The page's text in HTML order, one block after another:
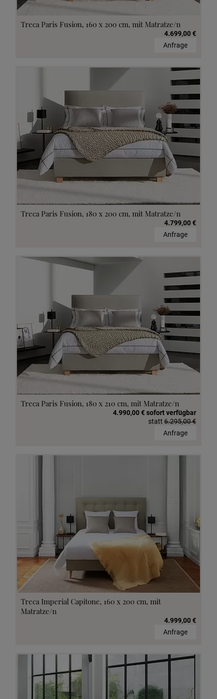
Treca Paris Fusion, 160 x 200 cm, mit Matratze/n
4.699,00 €
Anfrage
Treca Paris Fusion, 180 x 200 cm, mit Matratze/n
4.799,00 €
Anfrage
Treca Paris Fusion, 180 x 210 cm, mit Matratze/n
4.990,00 € sofort verfügbar
statt 6.295,00 €
Anfrage
Treca Imperial Capitone, 160 x 200 cm, mit
Matratze/n
4.999,00 €
Anfrage